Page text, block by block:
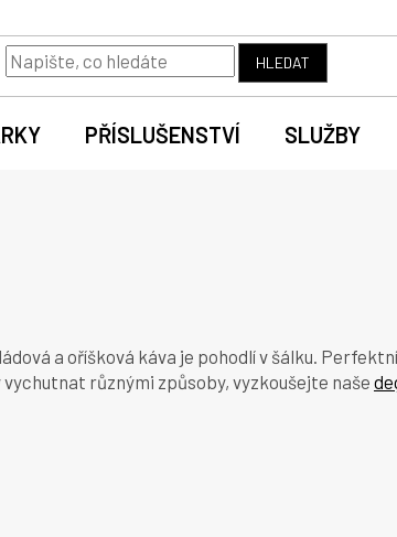
HLEDAT
PŘÍSLUŠENSTVÍ SLUŽBY
a oříšková káva je pohodlí v šálku.
různými způsoby, vyzkoušejte naše